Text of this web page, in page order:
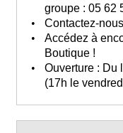
groupe :05 62
Contactez-nous
Accédez à
Boutique !
Ouverture : Du
(17h le